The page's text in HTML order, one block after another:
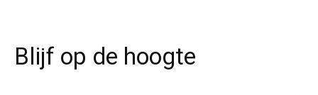
Blijf op de hoogte